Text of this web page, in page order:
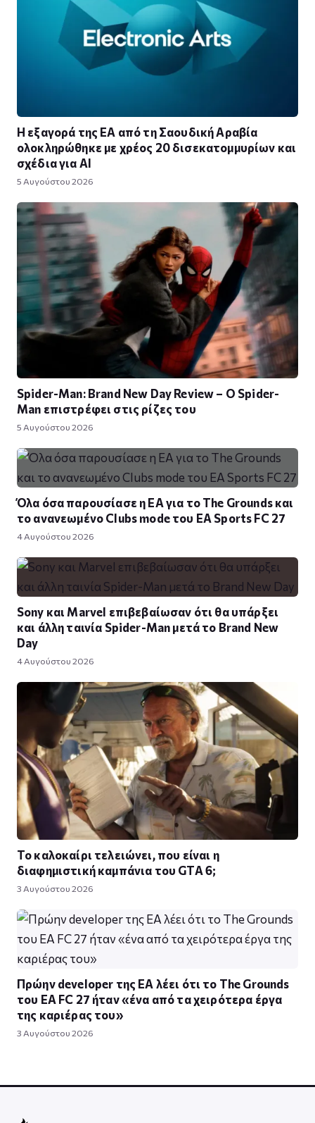
Η εξαγορά της EA από τη Σαουδική Αραβία
ολοκληρώθηκε με χρέος 20 δισεκατομμυρίων και
σχέδια για AI
5 Αυγούστου 2026
Spider-Man: Brand New Day Review – Ο Spider-
Man επιστρέφει στις ρίζες του
5 Αυγούστου 2026
Όλα όσα παρουσίασε η EA για το The Grounds και
το ανανεωμένο Clubs mode του EA Sports FC 27
4 Αυγούστου 2026
Sony και Marvel επιβεβαίωσαν ότι θα υπάρξει
και άλλη ταινία Spider-Man μετά το Brand New
Day
4 Αυγούστου 2026
Το καλοκαίρι τελειώνει, που είναι η
διαφημιστική καμπάνια του GTA 6;
3 Αυγούστου 2026
Πρώην developer της EA λέει ότι το The Grounds
του EA FC 27 ήταν «ένα από τα χειρότερα έργα
της καριέρας του»
3 Αυγούστου 2026